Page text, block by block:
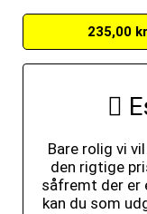
235,00
Bare rolig vi
den rigtige
såfremt der er
kan du som